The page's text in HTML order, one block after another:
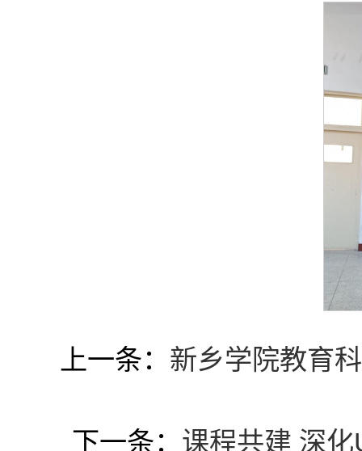
上一条： 新乡学院教育
下一条： 课程共建 深